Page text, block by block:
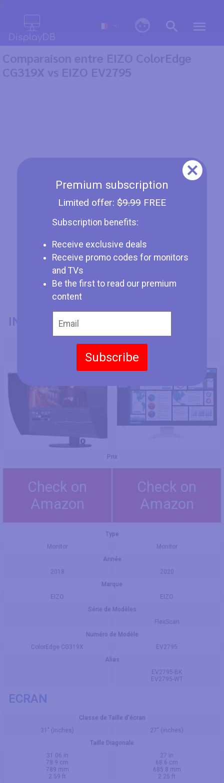
Premium subscription
Limited offer: $9.99FREE
Subscription benefits:
Receive exclusive deals
Receive promo codes for monitors
and TVs
Be the first to read our premium
content
Subscribe
Comparaison entre EIZO ColorEdge
CG319X vs EIZO EV2795
INFORMATIONS GÉNÉRALES
EIZO ColorEdge CG319X
Prix
Check on
Amazon
Check on
Amazon
Type
Monitor
Monitor
Année
2018
2020
Marque
EIZO
EIZO
Série de Modèles
FlexScan
Numéro de Modèle
ColorEdge CG319X
EV2795
Alias
EV2795-BK
EV2795-WT
ECRAN
Classe de Taille d'écran
31" (inches)
27" (inches)
Taille Diagonale
31.06 in
78.9 cm
789 mm
2.59 ft
27 in
68.6 cm
685.8 mm
2.25 ft